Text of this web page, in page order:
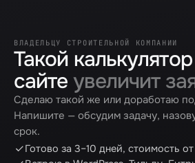
ВЛАДЕЛЬЦУ СТРОИТЕЛЬНОЙ КОМПАНИИ
Такой
сайте увеличит
Сделаю такой же или доработаю
Напишите — обсудим задачу,
срок.
Готово за 3–10 дней, стоимость